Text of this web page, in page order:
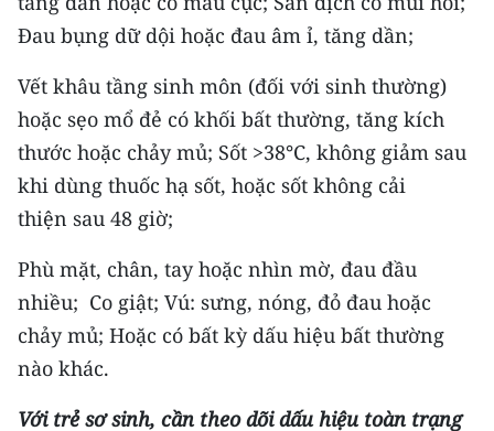
Đau bụng dữ dội hoặc đau âm ỉ, tăng dần;
Vết khâu tầng sinh môn (đối với sinh thường)
hoặc sẹo mổ đẻ có khối bất thường, tăng kích
thước hoặc chảy mủ; Sốt >38°C, không giảm sau
khi dùng thuốc hạ sốt, hoặc sốt không cải
thiện sau 48 giờ;
Phù mặt, chân, tay hoặc nhìn mờ, đau đầu
nhiều; Co giật; Vú: sưng, nóng, đỏ đau hoặc
chảy mủ; Hoặc có bất kỳ dấu hiệu bất thường
nào khác.
Với trẻ sơ sinh, cần theo dõi dấu hiệu toàn trạng